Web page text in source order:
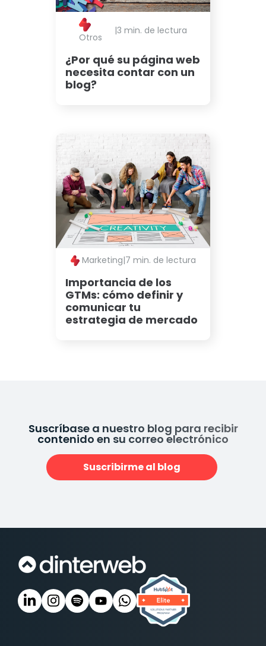
Otros
|3 min. de lectura
¿Por qué su página web
necesita contar con un
blog?
Marketing|7 min. de lectura
Importancia de los
GTMs: cómo definir y
comunicar tu
estrategia de mercado
Suscríbase a nuestro blog para recibir
contenido en su correo electrónico
Suscribirme al blog